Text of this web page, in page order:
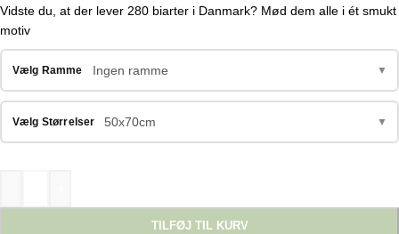
Vidste du, at der lever 280 biarter i Danmark? Mød dem alle i ét smukt
motiv
Vælg Ramme Ingen ramme ▼
Vælg Størrelser 50x70cm ▼
TILFØJ TIL KURV